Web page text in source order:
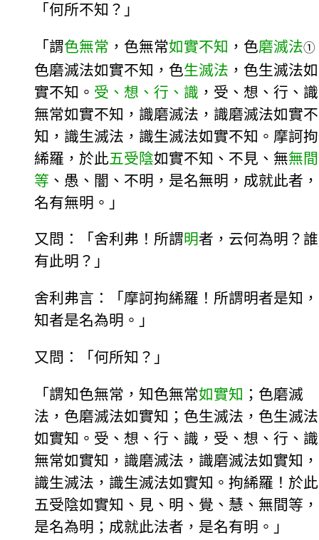
「何所不知？」
「謂色無常 ，色無常如實不知 ，色磨滅法①
色磨滅法如實不知，色生滅法 ，色生滅法如
實不知。 受、想、行、識 ，受、想、行、識
無常如實不知，識磨滅法，識磨滅法如實不
知，識生滅法，識生滅法如實不知。摩訶拘
絺羅，於此五受陰如實不知、不見、無無間
等 、愚、闇、不明，是名無明，成就此者，
名有無明。」
又問：「舍利弗！所謂明者，云何為明？誰
有此明？」
舍利弗言：「摩訶拘絺羅！所謂明者是知，
知者是名為明。」
又問：「何所知？」
「謂知色無常，知色無常如實知 ；色磨滅
法，色磨滅法如實知；色生滅法，色生滅法
如實知。受、想、行、識，受、想、行、識
無常如實知，識磨滅法，識磨滅法如實知，
識生滅法，識生滅法如實知。拘絺羅！於此
五受陰如實知、見、明、覺、慧、無間等，
是名為明；成就此法者，是名有明。」